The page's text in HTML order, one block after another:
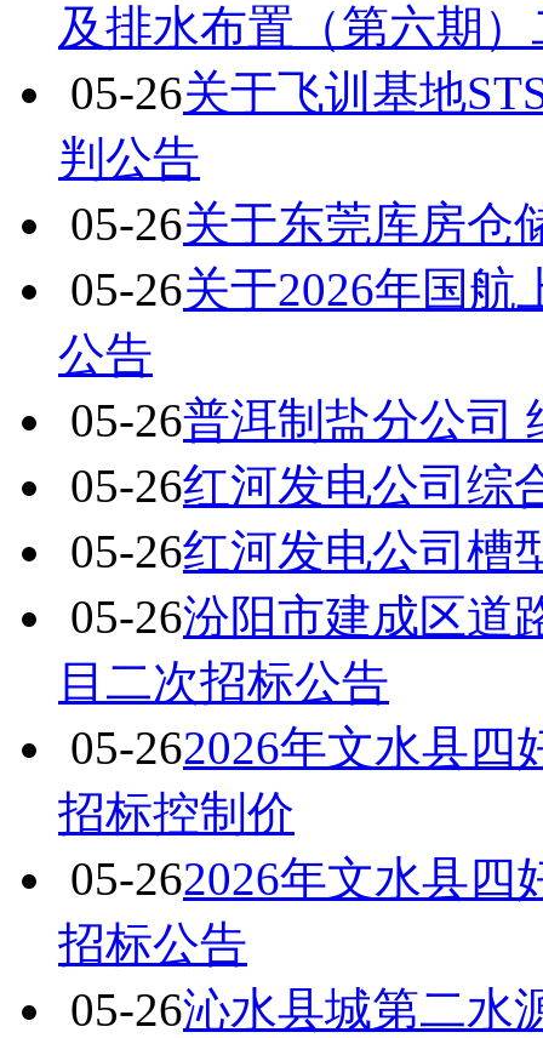
及排水布置（第六期
05-26关于飞训基地
判公告
05-26关于东莞库房仓
05-26关于2026年国航
公告
05-26普洱制盐分公司
05-26红河发电公司综
05-26红河发电公司槽
05-26汾阳市建成区道
目二次招标公告
05-262026年文水县四
招标控制价
05-262026年文水县四
招标公告
05-26沁水县城第二水